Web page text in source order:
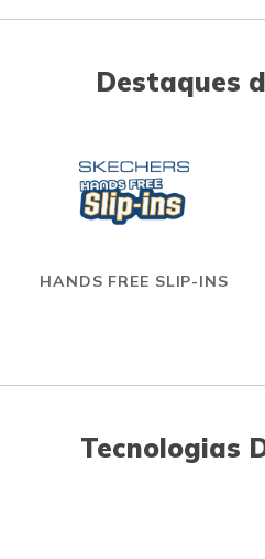
Destaques
HANDS FREE SLIP-INS
Tecnologias